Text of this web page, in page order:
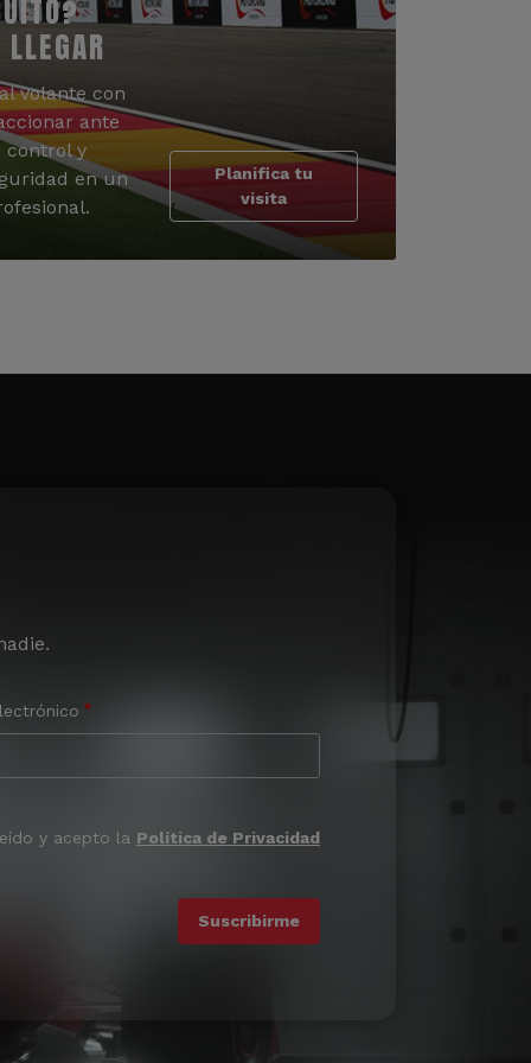
volante con
ante
control y
en un
Planifica tu
visita
y acepto la Política de Privacidad